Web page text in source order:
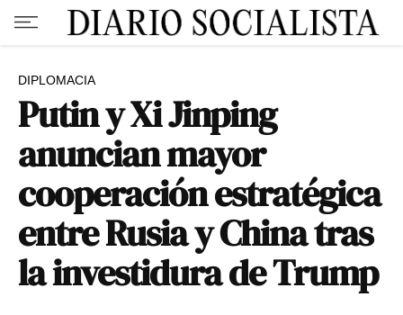
DIPLOMACIA
Putin y Xi Jinping
anuncian mayor
cooperación estratégica
entre Rusia y China tras
la investidura de Trump